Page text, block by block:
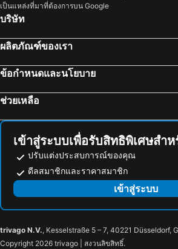
โรงแรม สิงคโปร์
โรงแรม ซาโมส
โรงแรม ลิกูเรีย
โรงแรม ม
เป็นแหล่งที่มาที่ต้องการบน Google
บริษัท
ผลิตภัณฑ์ของเรา
ข้อกำหนดและนโยบาย
ช่วยเหลือ
เข้าสู่ระบบเพื่อรับสิทธิพิเศษสำ
ปรับแต่งประสบการณ์ของคุณ
ดีลสมาชิกและราคาสมาชิก
เข้าสู่ระบบ
trivago N.V., Kesselstraße 5 – 7, 40221 Düsseldorf,
Copyright 2026 trivago | สงวนลิขสิทธิ์.